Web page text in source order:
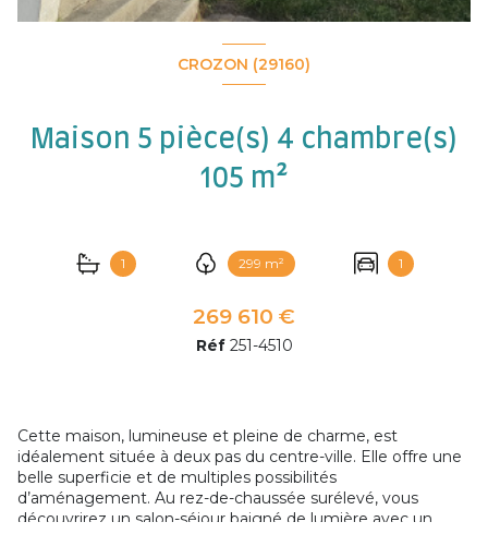
CROZON (29160)
Maison 5 pièce(s) 4 chambre(s)
105 m²
1 299 m² 1
269 610 €
Réf 251-4510
Cette maison, lumineuse et pleine de charme, est
idéalement située à deux pas du centre-ville. Elle offre une
belle superficie et de multiples possibilités
d’aménagement. Au rez-de-chaussée surélevé, vous
découvrirez un salon-séjour baigné de lumière avec un